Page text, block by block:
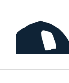
content